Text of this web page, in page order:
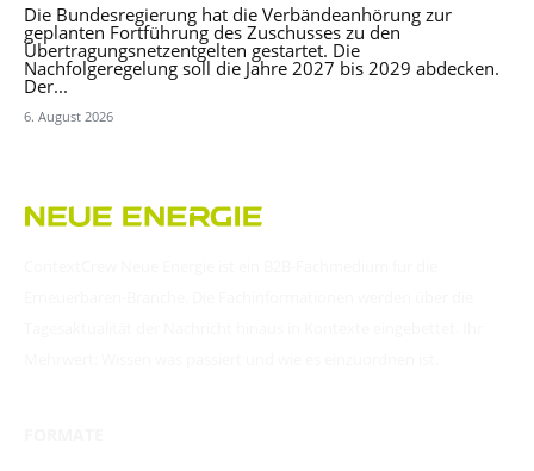
Die Bundesregierung hat die Verbändeanhörung zur
geplanten Fortführung des Zuschusses zu den
Übertragungsnetzentgelten gestartet. Die
Nachfolgeregelung soll die Jahre 2027 bis 2029 abdecken.
Der...
6. August 2026